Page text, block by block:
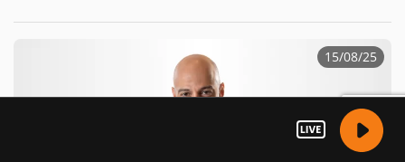
15/08/25